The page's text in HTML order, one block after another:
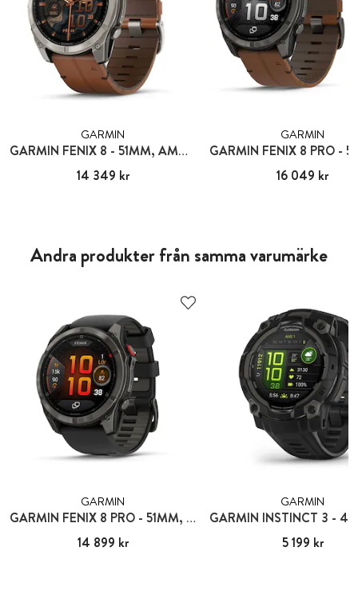
GARMIN
GARMIN FENIX 8 - 51MM, AMOLED
Pris: 14 349 kr
14 349 kr
GARMIN
Pris: 16 049 kr
16 049 kr
Andra produkter från samma varumärke
GARMIN
GARMIN FENIX 8 PRO - 51MM, AMOLED
Pris: 14 899 kr
14 899 kr
GARMIN
Pris:5 199 kr
5 199 kr